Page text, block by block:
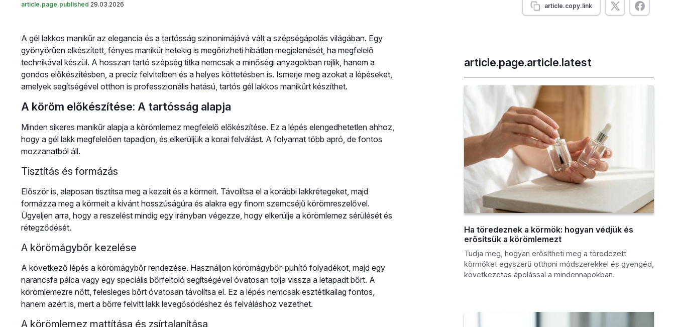
article.page.published 29.03.2026 article.copy.link
A gél lakkos manikűr az elegancia és a tartósság szinonimájává vált a szépségápolás világában. Egy
gyönyörűen elkészített, fényes manikűr hetekig is megőrizheti hibátlan megjelenését, ha megfelelő
technikával készül. A hosszan tartó szépség titka nemcsak a minőségi anyagokban rejlik, hanem a
gondos előkészítésben, a precíz felvitelben és a helyes köttetésben is. Ismerje meg azokat a lépéseket,
amelyek segítségével otthon is professzionális hatású, tartós gél lakkos manikűrt készíthet.
A köröm előkészítése: A tartósság alapja
Minden sikeres manikűr alapja a körömlemez megfelelő előkészítése. Ez a lépés elengedhetetlen ahhoz,
hogy a gél lakk megfelelően tapadjon, és elkerüljük a korai felválást. A folyamat több apró, de fontos
mozzanatból áll.
Tisztítás és formázás
Először is, alaposan tisztítsa meg a kezeit és a körmeit. Távolítsa el a korábbi lakkrétegeket, majd
formázza meg a körmeit a kívánt hosszúságúra és alakra egy finom szemcséjű körömreszelővel.
Ügyeljen arra, hogy a reszelést mindig egy irányban végezze, hogy elkerülje a körömlemez sérülését és
rétegződését.
A körömágybőr kezelése
A következő lépés a körömágybőr rendezése. Használjon körömágybőr-puhító folyadékot, majd egy
narancsfa pálca vagy egy speciális bőrfeltoló segítségével óvatosan tolja vissza a letapadt bőrt. A
körömlemezre nőtt, felesleges bőrt óvatosan távolítsa el. Ez a lépés nemcsak esztétikailag fontos,
hanem azért is, mert a bőrre felvitt lakk levegősödéshez és felváláshoz vezethet.
A körömlemez mattítása és zsírtalanítása
article.page.article.latest
Ha töredeznek a körmök: hogyan védjük és
erősítsük a körömlemezt
Tudja meg, hogyan erősítheti meg a töredezett
körmöket egyszerű otthoni módszerekkel és gyengéd,
következetes ápolással a mindennapokban.